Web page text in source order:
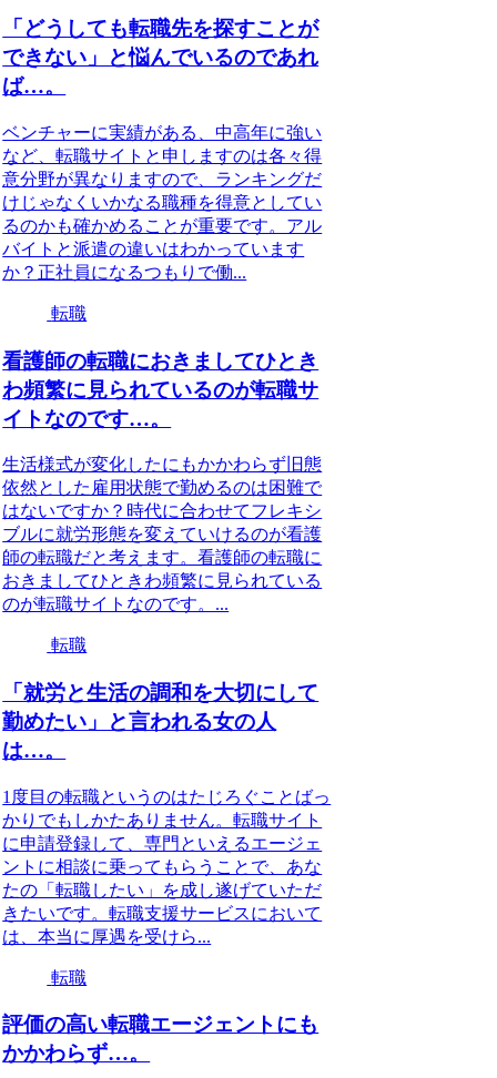
「どうしても転職先を探すことが
できない」と悩んでいるのであれ
ば…。
ベンチャーに実績がある、中高年に強い
など、転職サイトと申しますのは各々得
意分野が異なりますので、ランキングだ
けじゃなくいかなる職種を得意としてい
るのかも確かめることが重要です。アル
バイトと派遣の違いはわかっています
か？正社員になるつもりで働...
転職
看護師の転職におきましてひとき
わ頻繁に見られているのが転職サ
イトなのです…。
生活様式が変化したにもかかわらず旧態
依然とした雇用状態で勤めるのは困難で
はないですか？時代に合わせてフレキシ
ブルに就労形態を変えていけるのが看護
師の転職だと考えます。看護師の転職に
おきましてひときわ頻繁に見られている
のが転職サイトなのです。...
転職
「就労と生活の調和を大切にして
勤めたい」と言われる女の人
は…。
1度目の転職というのはたじろぐことばっ
かりでもしかたありません。転職サイト
に申請登録して、専門といえるエージェ
ントに相談に乗ってもらうことで、あな
たの「転職したい」を成し遂げていただ
きたいです。転職支援サービスにおいて
は、本当に厚遇を受けら...
転職
評価の高い転職エージェントにも
かかわらず…。